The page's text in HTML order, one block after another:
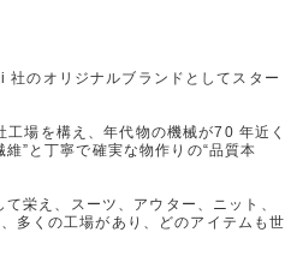
のオリジナルブランドとしてスター
場を構え、年代物の機械が70 年近く
”と丁寧で確実な物作りの“品質本
栄え、スーツ、アウター、ニット、
多くの工場があり、どのアイテムも世